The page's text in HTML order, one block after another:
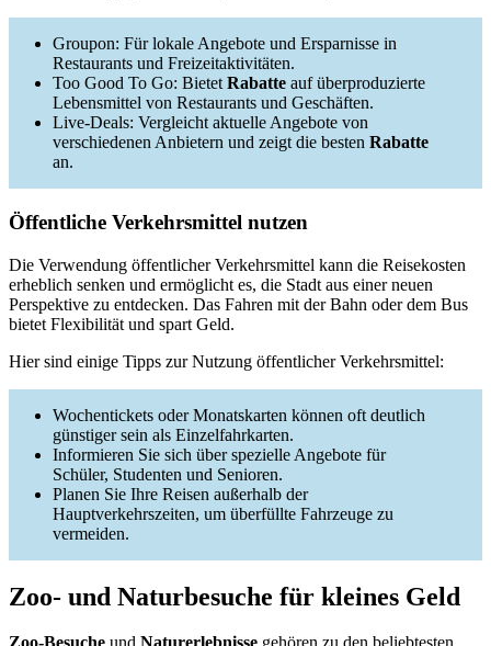
Groupon: Für lokale Angebote und Ersparnisse in
Restaurants und Freizeitaktivitäten.
Too Good To Go: Bietet Rabatte auf überproduzierte
Lebensmittel von Restaurants und Geschäften.
Live-Deals: Vergleicht aktuelle Angebote von
verschiedenen Anbietern und zeigt die besten Rabatte
an.
Öffentliche Verkehrsmittel nutzen
Die Verwendung öffentlicher Verkehrsmittel kann die Reisekosten
erheblich senken und ermöglicht es, die Stadt aus einer neuen
Perspektive zu entdecken. Das Fahren mit der Bahn oder dem Bus
bietet Flexibilität und spart Geld.
Hier sind einige Tipps zur Nutzung öffentlicher Verkehrsmittel:
Wochentickets oder Monatskarten können oft deutlich
günstiger sein als Einzelfahrkarten.
Informieren Sie sich über spezielle Angebote für
Schüler, Studenten und Senioren.
Planen Sie Ihre Reisen außerhalb der
Hauptverkehrszeiten, um überfüllte Fahrzeuge zu
vermeiden.
Zoo- und Naturbesuche für kleines Geld